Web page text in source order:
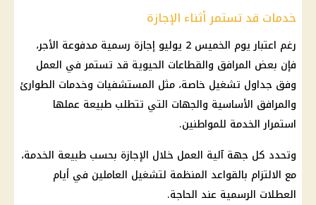
خدمات قد تستمر أثناء الإجازة
رغم اعتبار يوم الخميس 2 يوليو إجازة رسمية مدفوعة الأجر،
فإن بعض المرافق والقطاعات الحيوية قد تستمر في العمل
وفق جداول تشغيل خاصة، مثل المستشفيات وخدمات الطوارئ
والمرافق الأساسية والجهات التي تتطلب طبيعة عملها
استمرار الخدمة للمواطنين.
وتحدد كل جهة آلية العمل خلال الإجازة بحسب طبيعة الخدمة،
مع الالتزام بالقواعد المنظمة لتشغيل العاملين في أيام
العطلات الرسمية عند الحاجة.